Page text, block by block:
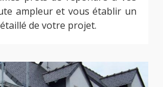
ampleur et vous établir un
de votre projet.